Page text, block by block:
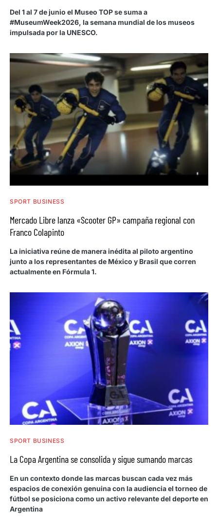
Del 1 al 7 de junio el Museo TOP se suma a
#MuseumWeek2026, la semana mundial de los museos
impulsada por la UNESCO.
SPORT BUSINESS
Mercado Libre lanza «Scooter GP» campaña regional con
Franco Colapinto
La iniciativa reúne de manera inédita al piloto argentino
junto a los representantes de México y Brasil que corren
actualmente en Fórmula 1.
SPORT BUSINESS
La Copa Argentina se consolida y sigue sumando marcas
En un contexto donde las marcas buscan cada vez más
espacios de conexión genuina con la audiencia el torneo de
fútbol se posiciona como un activo relevante del deporte en
Argentina